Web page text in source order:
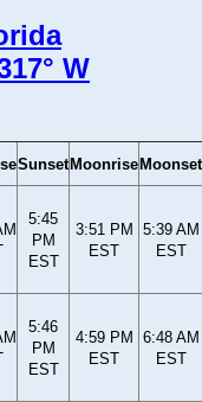
W
Sunset Moonrise Moonset
5:45
PM
EST
3:51 PM
EST
5:39 AM
EST
5:46
PM
EST
4:59 PM
EST
6:48 AM
EST